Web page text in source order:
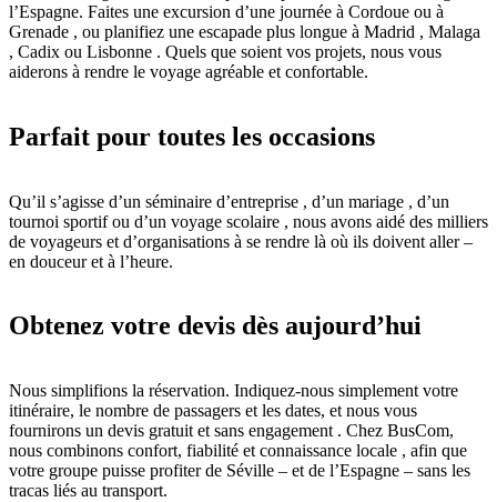
l’Espagne. Faites une excursion d’une journée à Cordoue ou à
Grenade , ou planifiez une escapade plus longue à Madrid , Malaga
, Cadix ou Lisbonne . Quels que soient vos projets, nous vous
aiderons à rendre le voyage agréable et confortable.
Parfait pour toutes les occasions
Qu’il s’agisse d’un séminaire d’entreprise , d’un mariage , d’un
tournoi sportif ou d’un voyage scolaire , nous avons aidé des milliers
de voyageurs et d’organisations à se rendre là où ils doivent aller –
en douceur et à l’heure.
Obtenez votre devis dès aujourd’hui
Nous simplifions la réservation. Indiquez-nous simplement votre
itinéraire, le nombre de passagers et les dates, et nous vous
fournirons un devis gratuit et sans engagement . Chez BusCom,
nous combinons confort, fiabilité et connaissance locale , afin que
votre groupe puisse profiter de Séville – et de l’Espagne – sans les
tracas liés au transport.